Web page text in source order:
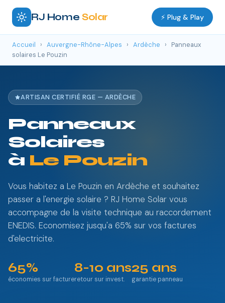
RJ Home Solar ⚡ Plug & Play
Accueil › Auvergne-Rhône-Alpes › Ardèche ›
Panneaux
solaires Le Pouzin
ARTISAN CERTIFIÉ RGE — ARDÈCHE
Panneaux
Solaires
à Le Pouzin
Vous habitez a Le Pouzin en Ardèche et souhaitez
passer a l'energie solaire ? RJ Home Solar vous
accompagne de la visite technique au raccordement
ENEDIS. Economisez jusqu'a 65% sur vos factures
d'electricite.
65%
économies sur facture
8-10 ans
retour sur invest.
25 ans
garantie panneau